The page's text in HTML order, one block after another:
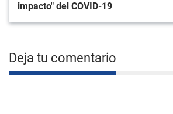
impacto" del COVID-19
Deja tu comentario